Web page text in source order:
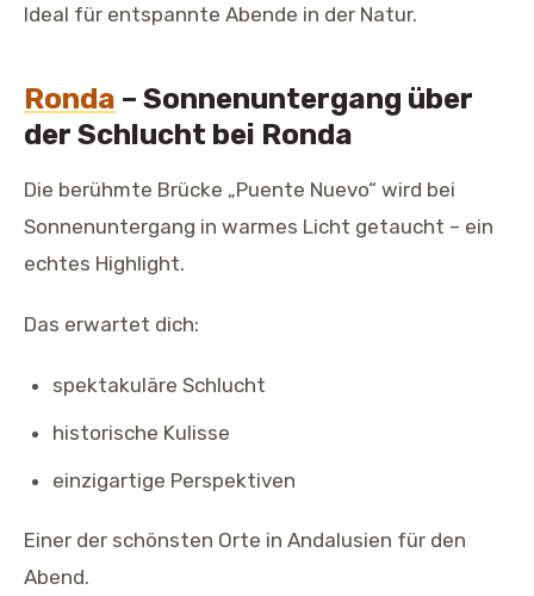
Ideal für entspannte Abende in der Natur.
Ronda – Sonnenuntergang über
der Schlucht bei Ronda
Die berühmte Brücke „Puente Nuevo“ wird bei
Sonnenuntergang in warmes Licht getaucht – ein
echtes Highlight.
Das erwartet dich:
spektakuläre Schlucht
historische Kulisse
einzigartige Perspektiven
Einer der schönsten Orte in Andalusien für den
Abend.